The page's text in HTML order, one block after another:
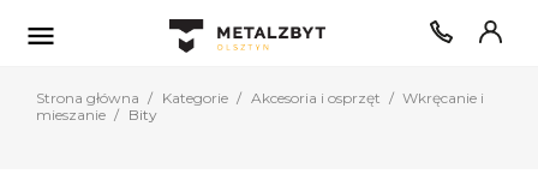

Strona główna Kategorie Akcesoria i osprzęt
Wkręcanie i
mieszanie
Bity